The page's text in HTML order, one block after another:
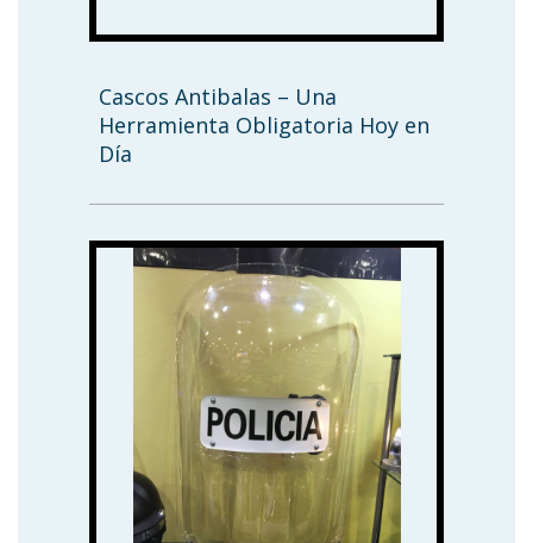
Cascos Antibalas – Una
Herramienta Obligatoria Hoy en
Día